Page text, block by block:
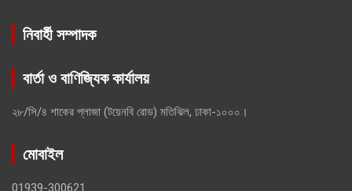
নিবার্হী সম্পাদক
বার্তা ও বাণিজ্যিক কার্যালয়
২৮/সি/৪ শাকের প্লাজা (টয়েনবি রোড) মতিঝিল, ঢাকা-১০০০।
মোবাইল
01939-300621